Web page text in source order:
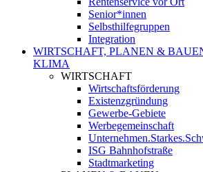
Senior*innen
Selbsthilfegruppen
Integration
WIRTSCHAFT, PLANEN &
KLIMA
WIRTSCHAFT
Wirtschaftsförderung
Existenzgründung
Gewerbe-Gebiete
Werbegemeinschaft
ISG Bahnhofstraße
Stadtmarketing